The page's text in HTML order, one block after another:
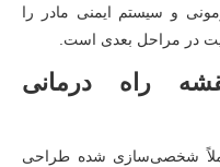
و سیستم ایمنی مادر را
در مراحل بعدی است.
راه درمانی
شخصی‌سازی‌ شده طراحی